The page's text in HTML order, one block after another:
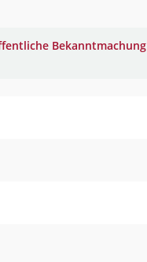
Bekanntmachung